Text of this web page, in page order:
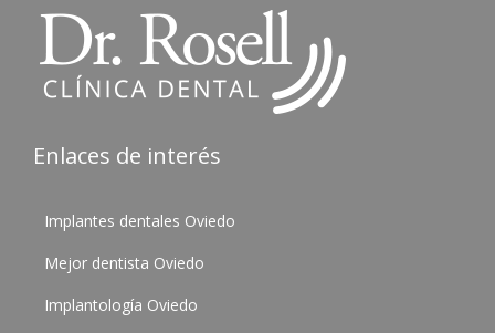
Enlaces de interés
Implantes dentales Oviedo
Mejor dentista Oviedo
Implantología Oviedo